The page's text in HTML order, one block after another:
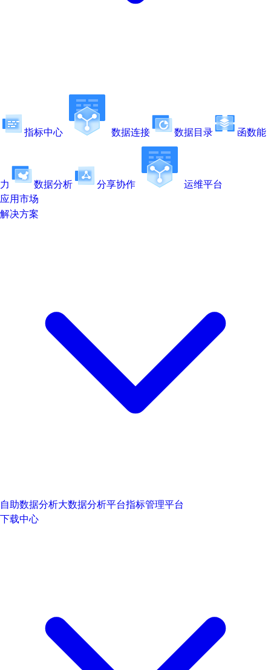
指标中心 数据连接 数据目录 函数能
力 数据分析 分享协作 运维平台
应用市场
解决方案
自助数据分析大数据分析平台指标管理平台
下载中心